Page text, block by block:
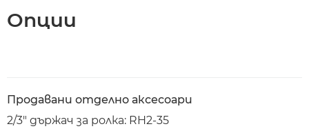
Опции
Продавани отделно аксесоари
2/3" държач за ролка: RH2-35